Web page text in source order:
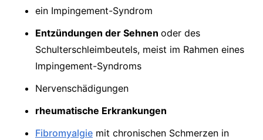
ein Impingement-Syndrom
Entzündungen der Sehnen oder des
Schulterschleimbeutels, meist im Rahmen eines
Impingement-Syndroms
Nervenschädigungen
rheumatische Erkrankungen
Fibromyalgie mit chronischen Schmerzen in